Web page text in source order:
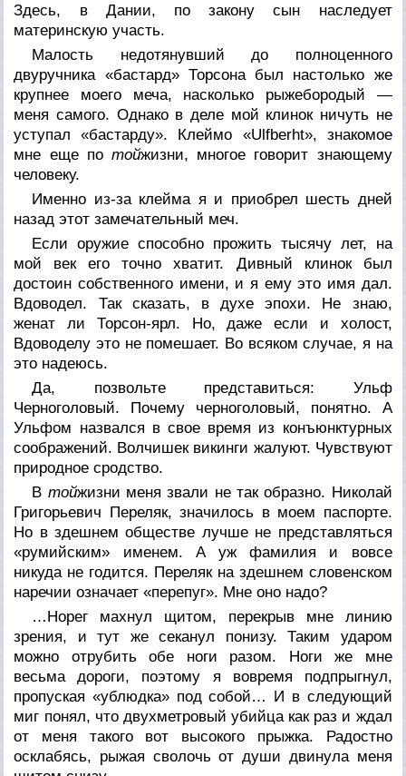
Здесь, в Дании, по закону сын наследует
материнскую участь.
Малость недотянувший до полноценного
двуручника «бастард» Торсона был настолько же
крупнее моего меча, насколько рыжебородый —
меня самого. Однако в деле мой клинок ничуть не
уступал «бастарду». Клеймо «Ulfberht», знакомое
мне еще по тойжизни, многое говорит знающему
человеку.
Именно из-за клейма я и приобрел шесть дней
назад этот замечательный меч.
Если оружие способно прожить тысячу лет, на
мой век его точно хватит. Дивный клинок был
достоин собственного имени, и я ему это имя дал.
Вдоводел. Так сказать, в духе эпохи. Не знаю,
женат ли Торсон-ярл. Но, даже если и холост,
Вдоводелу это не помешает. Во всяком случае, я на
это надеюсь.
Да, позвольте представиться: Ульф
Черноголовый. Почему черноголовый, понятно. А
Ульфом назвался в свое время из конъюнктурных
соображений. Волчишек викинги жалуют. Чувствуют
природное сродство.
В тойжизни меня звали не так образно. Николай
Григорьевич Переляк, значилось в моем паспорте.
Но в здешнем обществе лучше не представляться
«румийским» именем. А уж фамилия и вовсе
никуда не годится. Переляк на здешнем словенском
наречии означает «перепуг». Мне оно надо?
…Норег махнул щитом, перекрыв мне линию
зрения, и тут же секанул понизу. Таким ударом
можно отрубить обе ноги разом. Ноги же мне
весьма дороги, поэтому я вовремя подпрыгнул,
пропуская «ублюдка» под собой… И в следующий
миг понял, что двухметровый убийца как раз и ждал
от меня такого вот высокого прыжка. Радостно
осклабясь, рыжая сволочь от души двинула меня